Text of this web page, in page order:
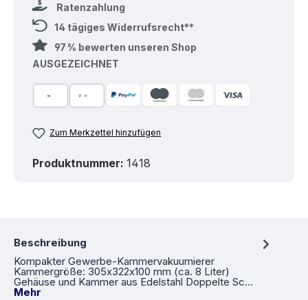
Ratenzahlung
14 tägiges Widerrufsrecht**
97 % bewerten unseren Shop
AUSGEZEICHNET
Zum Merkzettel hinzufügen
Produktnummer: 1418
Beschreibung
Kompakter Gewerbe‐Kammervakuumierer
Kammergröße: 305x322x100 mm (ca. 8 Liter)
Gehäuse und Kammer aus Edelstahl Doppelte Sc…
Mehr